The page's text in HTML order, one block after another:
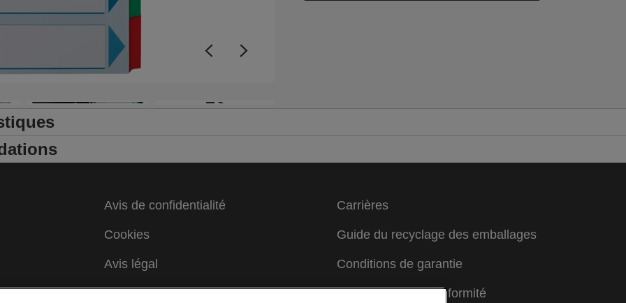
+3
Avis de confidentialité
Cookies
Avis légal
Colophon
Carrières
Guide du recyclage des emballages
Conditions de garantie
Déclarations de conformité